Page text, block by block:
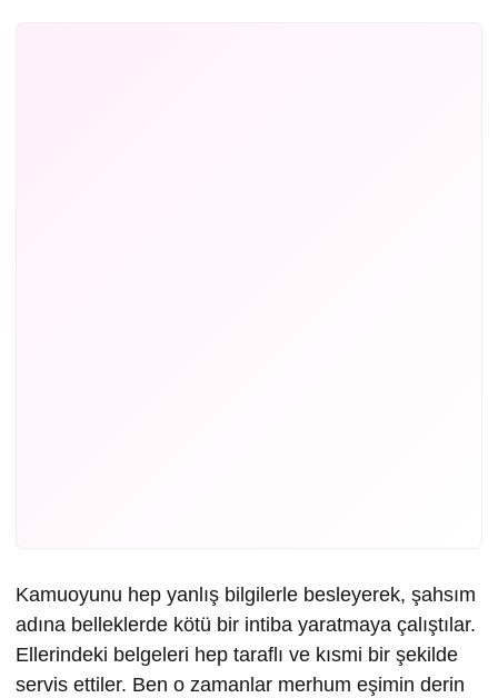
Kamuoyunu hep yanlış bilgilerle besleyerek, şahsım
adına belleklerde kötü bir intiba yaratmaya çalıştılar.
Ellerindeki belgeleri hep taraflı ve kısmi bir şekilde
servis ettiler. Ben o zamanlar merhum eşimin derin